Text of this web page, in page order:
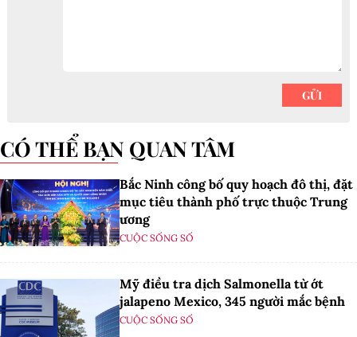
CÓ THỂ BẠN QUAN TÂM
Bắc Ninh công bố quy hoạch đô thị, đặt
mục tiêu thành phố trực thuộc Trung
ương
CUỘC SỐNG SỐ
Mỹ điều tra dịch Salmonella từ ớt
jalapeno Mexico, 345 người mắc bệnh
CUỘC SỐNG SỐ